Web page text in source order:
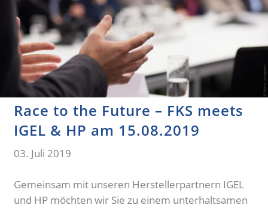
Race to the Future – FKS meets
IGEL & HP am 15.08.2019
03. Juli 2019
Gemeinsam mit unseren Herstellerpartnern IGEL
und HP möchten wir Sie zu einem unterhaltsamen